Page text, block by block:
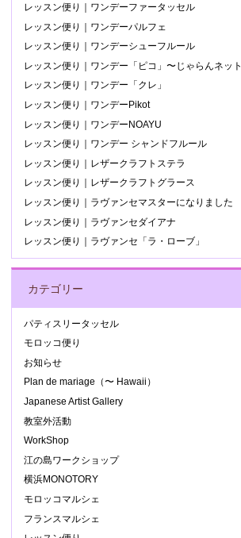
レッスン便り｜ワンデーファータッセル
レッスン便り｜ワンデーパルフェ
レッスン便り｜ワンデーシューフルール
レッスン便り｜ワンデー「ピコ」〜じゃらんネット
レッスン便り｜ワンデー「クレ」
レッスン便り｜ワンデーPikot
レッスン便り｜ワンデーNOAYU
レッスン便り｜ワンデー シャンドフルール
レッスン便り｜レザークラフトステラ
レッスン便り｜レザークラフトグラース
レッスン便り｜ラヴァンセマスターになりました
レッスン便り｜ラヴァンセダイアナ
レッスン便り｜ラヴァンセ「ラ・ローブ」
カテゴリー
パティスリータッセル
モロッコ便り
お知らせ
Plan de mariage（〜 Hawaii）
Japanese Artist Gallery
教室外活動
WorkShop
江の島ワークショップ
横浜MONOTORY
モロッコマルシェ
フランスマルシェ